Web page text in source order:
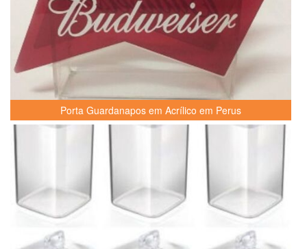
Porta Guardanapos em Acrílico em Perus